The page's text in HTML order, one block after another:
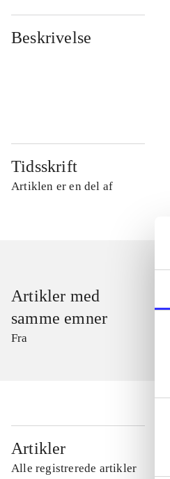
Beskrivelse
Tidsskrift
Artiklen er en del af
Artikler med
samme emner
Fra
Artikler
Alle registrerede artikler